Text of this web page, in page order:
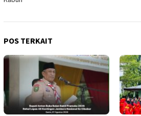
POS TERKAIT